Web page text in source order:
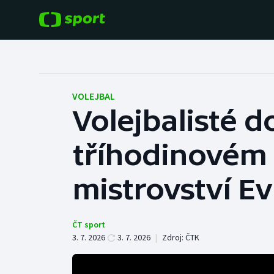
Hokej
Tenis
Baseball a softbal
Basketbal
Biatlon
VOLEJBAL
Volejbalisté
tříhodinovém
mistrovství
ČT sport
3. 7. 2026
3. 7. 2026 | Zdroj: ČTK